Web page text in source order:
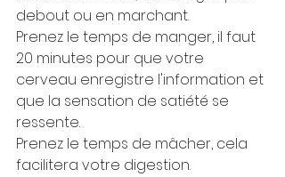
debout ou en marchant.
Prenez le temps de manger, il faut
20 minutes pour que votre
cerveau enregistre l'information et
que la sensation de satiété se
ressente.
Prenez le temps de mâcher, cela
facilitera votre digestion.